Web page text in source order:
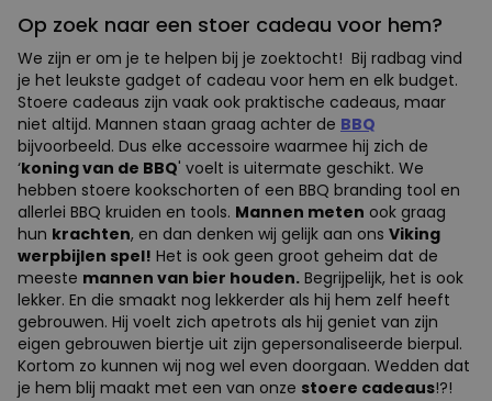
Op zoek naar een stoer cadeau voor hem?
We zijn er om je te helpen bij je zoektocht! Bij radbag vind
je het leukste gadget of cadeau voor hem en elk budget.
Stoere cadeaus zijn vaak ook praktische cadeaus, maar
niet altijd. Mannen staan graag achter de BBQ
bijvoorbeeld. Dus elke accessoire waarmee hij zich de
‘koning van de BBQ' voelt is uitermate geschikt. We
hebben stoere kookschorten of een BBQ branding tool en
allerlei BBQ kruiden en tools. Mannen meten ook graag
hun krachten, en dan denken wij gelijk aan ons Viking
werpbijlen spel! Het is ook geen groot geheim dat de
meeste mannen van bier houden. Begrijpelijk, het is ook
lekker. En die smaakt nog lekkerder als hij hem zelf heeft
gebrouwen. Hij voelt zich apetrots als hij geniet van zijn
eigen gebrouwen biertje uit zijn gepersonaliseerde bierpul.
Kortom zo kunnen wij nog wel even doorgaan. Wedden dat
je hem blij maakt met een van onze stoere cadeaus!?!